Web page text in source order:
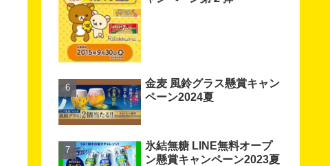
金麦 風鈴グラス懸賞キャン
ペーン2024夏
氷結無糖 LINE無料オープ
ン懸賞キャンペーン2023夏